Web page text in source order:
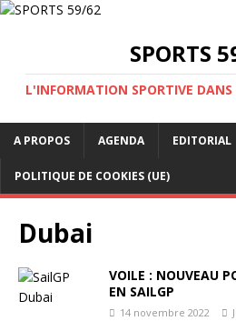
SPORTS
L'INFORMATION SPORTIVE DANS
A PROPOS AGENDA EDITORIAL
POLITIQUE DE COOKIES (UE)
Dubai
VOILE : NOUVEAU
EN SAILGP
14 novembre 2022